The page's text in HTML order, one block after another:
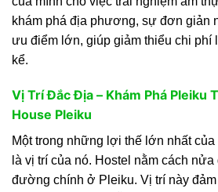
khám phá địa phương, sự đơn giản
ưu điểm lớn, giúp giảm thiểu chi phí
kể.
Vị Trí Đắc Địa – Khám Phá Pleiku
House Pleiku
Một trong những lợi thế lớn nhất
là vị trí của nó. Hostel nằm cách
đường chính ở Pleiku. Vị trí này